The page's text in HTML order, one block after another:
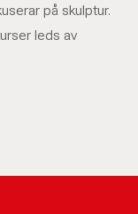
på skulptur.
leds av